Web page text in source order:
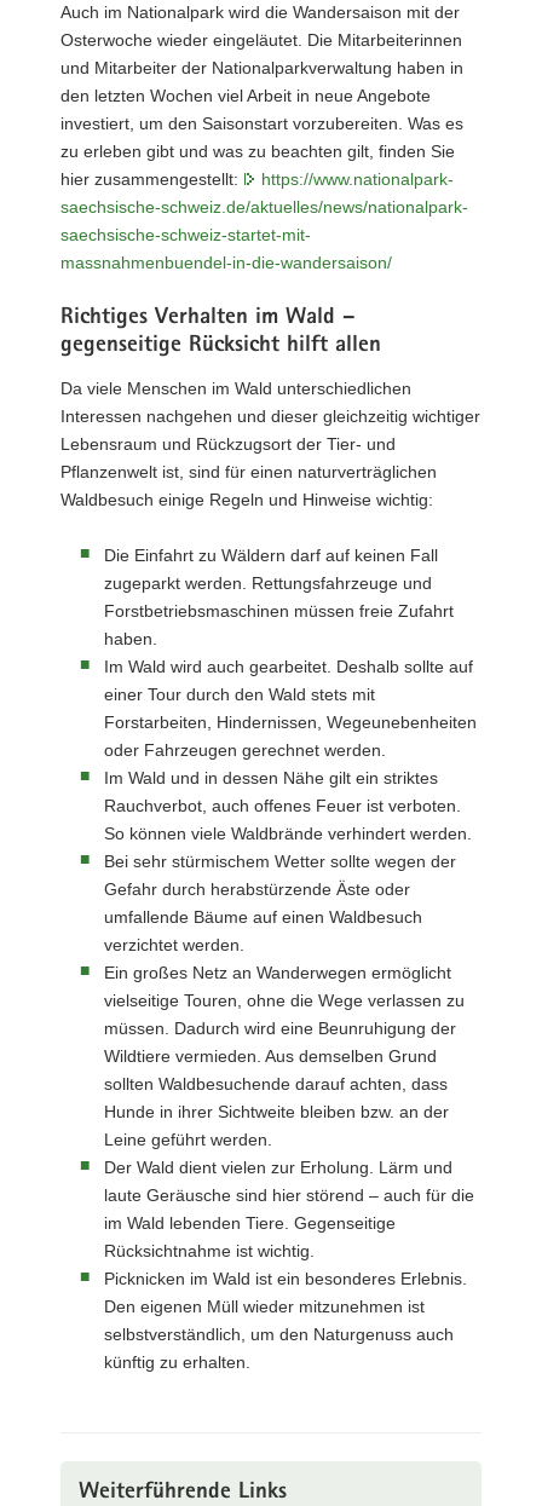
Auch im Nationalpark wird die Wandersaison mit der
Osterwoche wieder eingeläutet. Die Mitarbeiterinnen
und Mitarbeiter der Nationalparkverwaltung haben in
den letzten Wochen viel Arbeit in neue Angebote
investiert, um den Saisonstart vorzubereiten. Was es
zu erleben gibt und was zu beachten gilt, finden Sie
hier zusammengestellt:
https://www.nationalpark-
saechsische-schweiz.de/aktuelles/news/nationalpark-
saechsische-schweiz-startet-mit-
massnahmenbuendel-in-die-wandersaison/
Richtiges Verhalten im Wald –
gegenseitige Rücksicht hilft allen
Da viele Menschen im Wald unterschiedlichen
Interessen nachgehen und dieser gleichzeitig wichtiger
Lebensraum und Rückzugsort der Tier- und
Pflanzenwelt ist, sind für einen naturverträglichen
Waldbesuch einige Regeln und Hinweise wichtig:
Die Einfahrt zu Wäldern darf auf keinen Fall
zugeparkt werden. Rettungsfahrzeuge und
Forstbetriebsmaschinen müssen freie Zufahrt
haben.
Im Wald wird auch gearbeitet. Deshalb sollte auf
einer Tour durch den Wald stets mit
Forstarbeiten, Hindernissen, Wegeunebenheiten
oder Fahrzeugen gerechnet werden.
Im Wald und in dessen Nähe gilt ein striktes
Rauchverbot, auch offenes Feuer ist verboten.
So können viele Waldbrände verhindert werden.
Bei sehr stürmischem Wetter sollte wegen der
Gefahr durch herabstürzende Äste oder
umfallende Bäume auf einen Waldbesuch
verzichtet werden.
Ein großes Netz an Wanderwegen ermöglicht
vielseitige Touren, ohne die Wege verlassen zu
müssen. Dadurch wird eine Beunruhigung der
Wildtiere vermieden. Aus demselben Grund
sollten Waldbesuchende darauf achten, dass
Hunde in ihrer Sichtweite bleiben bzw. an der
Leine geführt werden.
Der Wald dient vielen zur Erholung. Lärm und
laute Geräusche sind hier störend – auch für die
im Wald lebenden Tiere. Gegenseitige
Rücksichtnahme ist wichtig.
Picknicken im Wald ist ein besonderes Erlebnis.
Den eigenen Müll wieder mitzunehmen ist
selbstverständlich, um den Naturgenuss auch
künftig zu erhalten.
Weiterführende Links